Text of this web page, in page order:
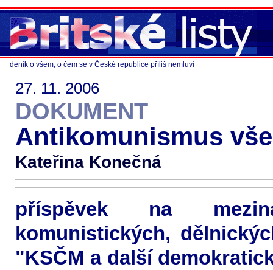
deník o všem, o čem se v České republice příliš nemluví
27. 11. 2006
DOKUMENT
Antikomunismus
Kateřina Konečná
příspěvek na
komunistických,
"KSČM a další